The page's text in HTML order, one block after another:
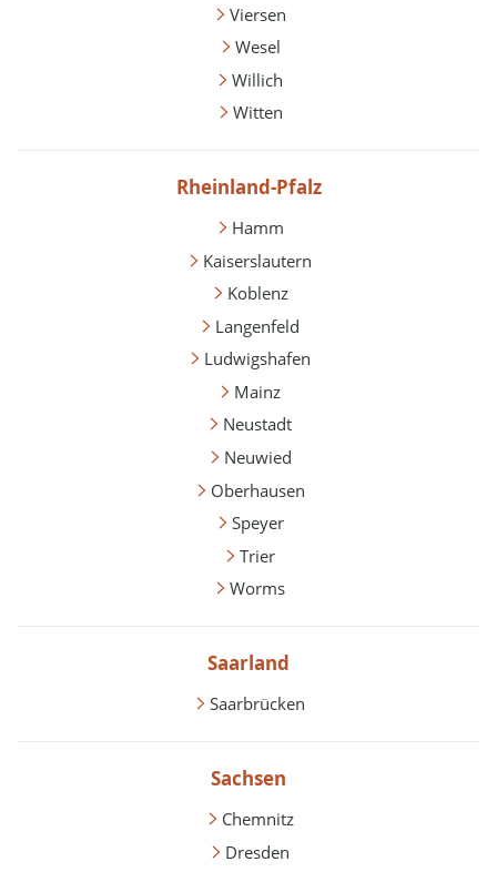
Viersen
Wesel
Willich
Witten
Rheinland-Pfalz
Hamm
Kaiserslautern
Koblenz
Langenfeld
Ludwigshafen
Mainz
Neustadt
Neuwied
Oberhausen
Speyer
Trier
Worms
Saarland
Saarbrücken
Sachsen
Chemnitz
Dresden